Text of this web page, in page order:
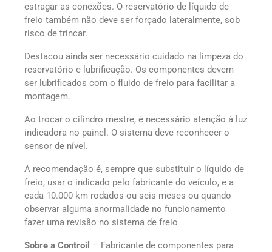
estragar as conexões. O reservatório de líquido de
freio também não deve ser forçado lateralmente, sob
risco de trincar.
Destacou ainda ser necessário cuidado na limpeza do
reservatório e lubrificação. Os componentes devem
ser lubrificados com o fluido de freio para facilitar a
montagem.
Ao trocar o cilindro mestre, é necessário atenção à luz
indicadora no painel. O sistema deve reconhecer o
sensor de nível.
A recomendação é, sempre que substituir o líquido de
freio, usar o indicado pelo fabricante do veículo, e a
cada 10.000 km rodados ou seis meses ou quando
observar alguma anormalidade no funcionamento
fazer uma revisão no sistema de freio
Sobre a Controil – Fabricante de componentes para